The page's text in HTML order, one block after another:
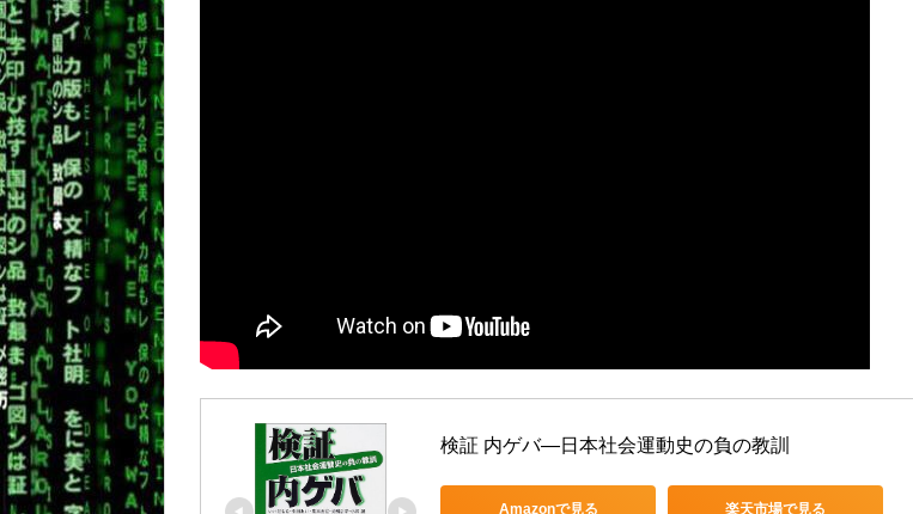
検証 内ゲバ―日本社会運動史の負の教訓
Amazonで見る 楽天市場で見る